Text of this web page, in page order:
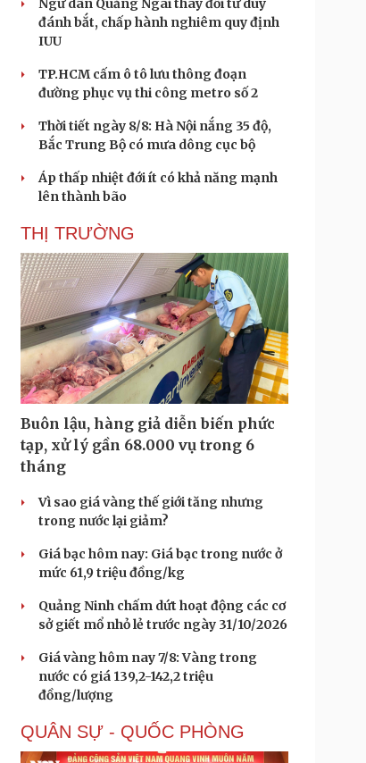
Ngư dân Quảng Ngãi thay đổi tư duy
đánh bắt, chấp hành nghiêm quy định
IUU
TP.HCM cấm ô tô lưu thông đoạn
đường phục vụ thi công metro số 2
Thời tiết ngày 8/8: Hà Nội nắng 35 độ,
Bắc Trung Bộ có mưa dông cục bộ
Áp thấp nhiệt đới ít có khả năng mạnh
lên thành bão
THỊ TRƯỜNG
Buôn lậu, hàng giả diễn biến phức
tạp, xử lý gần 68.000 vụ trong 6
tháng
Vì sao giá vàng thế giới tăng nhưng
trong nước lại giảm?
Giá bạc hôm nay: Giá bạc trong nước ở
mức 61,9 triệu đồng/kg
Quảng Ninh chấm dứt hoạt động các cơ
sở giết mổ nhỏ lẻ trước ngày 31/10/2026
Giá vàng hôm nay 7/8: Vàng trong
nước có giá 139,2-142,2 triệu
đồng/lượng
QUÂN SỰ - QUỐC PHÒNG